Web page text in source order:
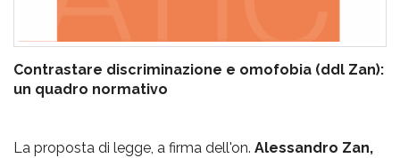
Contrastare discriminazione e omofobia (ddl Zan):
un quadro normativo
La proposta di legge, a firma dell'on. Alessandro Zan,